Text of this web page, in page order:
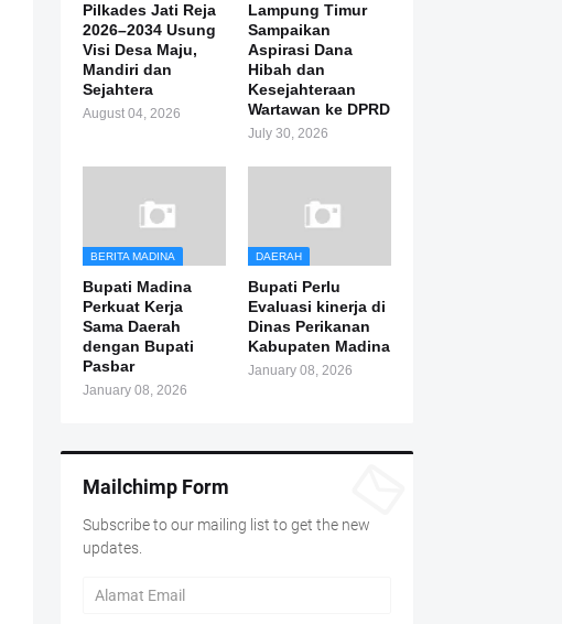
Pilkades Jati Reja
2026–2034 Usung
Visi Desa Maju,
Mandiri dan
Sejahtera
August 04, 2026
Lampung Timur
Sampaikan
Aspirasi Dana
Hibah dan
Kesejahteraan
Wartawan ke DPRD
July 30, 2026
BERITA MADINA
Bupati Madina
Perkuat Kerja
Sama Daerah
dengan Bupati
Pasbar
January 08, 2026
DAERAH
Bupati Perlu
Evaluasi kinerja di
Dinas Perikanan
Kabupaten Madina
January 08, 2026
Mailchimp Form
Subscribe to our mailing list to get the new
updates.